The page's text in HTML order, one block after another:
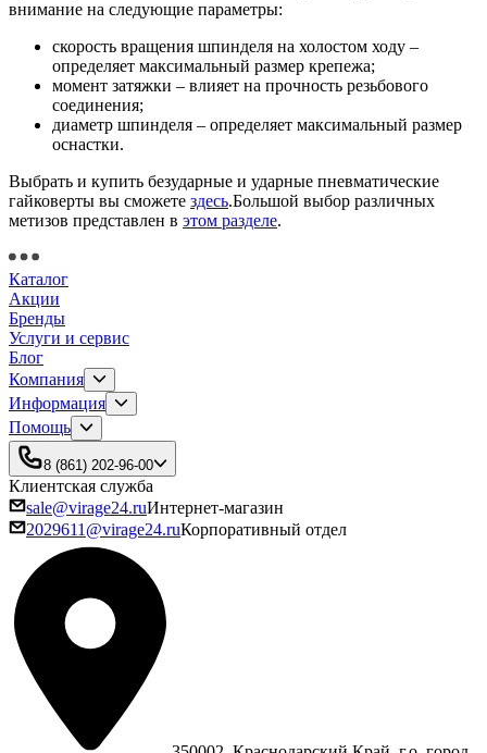
внимание на следующие параметры:
скорость вращения шпинделя на холостом ходу –
определяет максимальный размер крепежа;
момент затяжки – влияет на прочность резьбового
соединения;
диаметр шпинделя – определяет максимальный размер
оснастки.
Выбрать и купить безударные и ударные пневматические
гайковерты вы сможете здесь.Большой выбор различных
метизов представлен в этом разделе.
Каталог
Акции
Бренды
Услуги и сервис
Блог
Компания
Информация
Помощь
8 (861) 202-96-00
Клиентская служба
sale@virage24.ruИнтернет-магазин
2029611@virage24.ruКорпоративный отдел